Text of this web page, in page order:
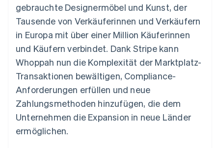
Zugriff auf mehr als
125
Zahlungen vor Ort
Authorization
Optimierung der
Autorisierungsraten
Beschleunigter
Bezahlvorgang
Financial
Connections
Verbundene
Finanzdaten
Datensynchronisierung
Geldmanagement
SaaS
Nach Branche
KI-Unternehmen
Creator Economy
Gaming
Bewirtung, Reisen und
Freizeit
Marktplatz auf
Abonnementverwaltung
nutzungsbasierte
Abrechnung um
Stablecoin-gestützte
Karten ausgeben: So
geht´s
Bereitstellung und
Verwaltung von
Diensten mit Agenten
Produkt-Roadmap
Stripe Sessions
Karriere
Newsroom
Stripe Press
Kontakt
Sales-Team
kontaktieren
Partner werden
gebrauchte Designermöbel und Kunst, der
Tausende von Verkäuferinnen und Verkäufern
in Europa mit über einer Million Käuferinnen
und Käufern verbindet. Dank Stripe kann
Whoppah nun die Komplexität der Marktplatz-
Transaktionen bewältigen, Compliance-
Anforderungen erfüllen und neue
Zahlungsmethoden hinzufügen, die dem
Unternehmen die Expansion in neue Länder
ermöglichen.